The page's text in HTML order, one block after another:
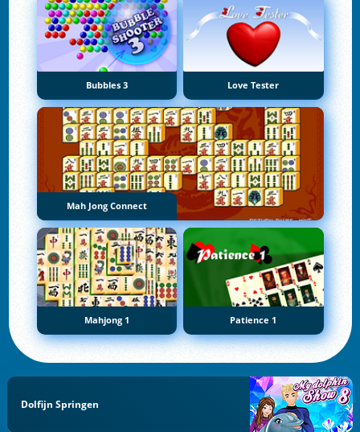
Bubbles 3 Love Tester
Mah Jong Connect
Mahjong 1 Patience 1
Dolfijn Springen